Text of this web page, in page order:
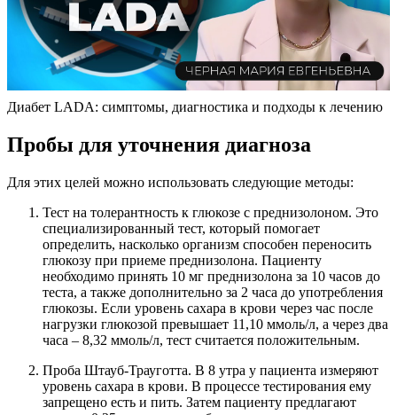
Диабет LADA: симптомы, диагностика и подходы к лечению
Пробы для уточнения диагноза
Для этих целей можно использовать следующие методы:
Тест на толерантность к глюкозе с преднизолоном. Это
специализированный тест, который помогает
определить, насколько организм способен переносить
глюкозу при приеме преднизолона. Пациенту
необходимо принять 10 мг преднизолона за 10 часов до
теста, а также дополнительно за 2 часа до употребления
глюкозы. Если уровень сахара в крови через час после
нагрузки глюкозой превышает 11,10 ммоль/л, а через два
часа – 8,32 ммоль/л, тест считается положительным.
Проба Штауб-Трауготта. В 8 утра у пациента измеряют
уровень сахара в крови. В процессе тестирования ему
запрещено есть и пить. Затем пациенту предлагают